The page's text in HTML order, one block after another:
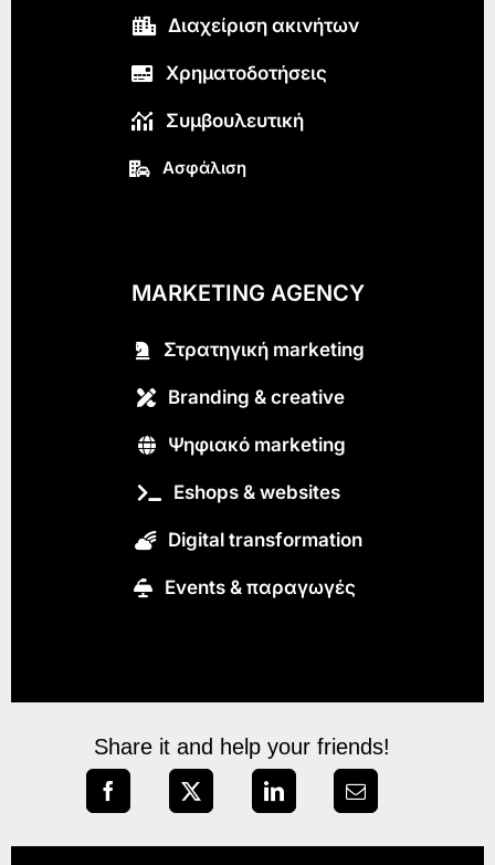
Διαχείριση ακινήτων
Χρηματοδοτήσεις
Συμβουλευτική
Ασφάλιση
MARKETING AGENCY
Στρατηγική marketing
Branding & creative
Ψηφιακό marketing
Eshops & websites
Digital transformation
Εvents & παραγωγές
Share it and help your friends!